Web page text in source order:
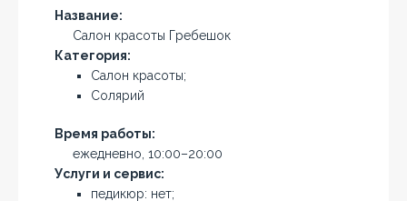
Название:
Салон красоты Гребешок
Категория:
Салон красоты;
Солярий
Время работы:
ежедневно, 10:00–20:00
Услуги и сервис:
педикюр: нет;